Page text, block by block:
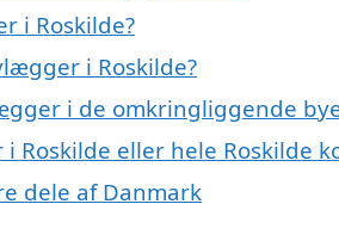
i Roskilde?
i Roskilde?
i de omkringliggende
Roskilde eller hele Roskilde
dele af Danmark